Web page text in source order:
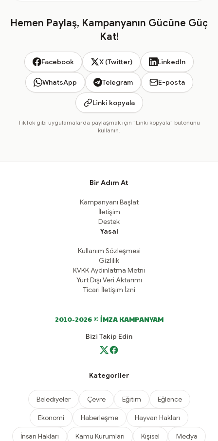
Hemen Paylaş, Kampanyanın Gücüne Güç
Kat!
Facebook X (Twitter) LinkedIn
WhatsApp Telegram E-posta
Linki kopyala
TikTok gibi uygulamalarda paylaşmak için "Linki kopyala" butonunu
kullanın.
Bir Adım At
Kampanyanı Başlat
İletişim
Destek
Yasal
Kullanım Sözleşmesi
Gizlilik
KVKK Aydınlatma Metni
Yurt Dışı Veri Aktarımı
Ticari İletişim İzni
2010-2026 © İMZA KAMPANYAM
Bizi Takip Edin
Kategoriler
Belediyeler Çevre Eğitim Eğlence
Ekonomi Haberleşme Hayvan Hakları
İnsan Hakları Kamu Kurumları Kişisel Medya